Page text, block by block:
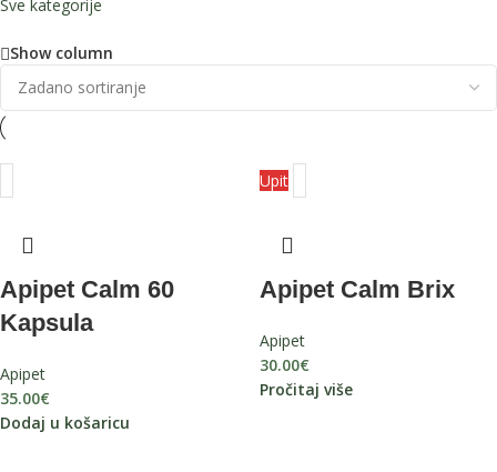
Sve kategorije
Show column
Apipet Calm 60
Kapsula
Apipet
35.00€
Dodaj u košaricu
Upit
Apipet Calm Brix
Apipet
30.00€
Pročitaj više